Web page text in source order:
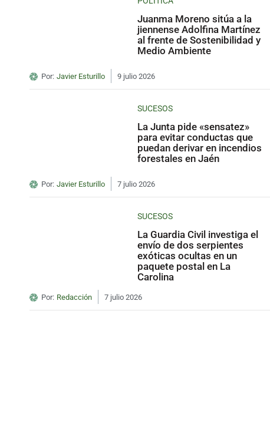
Juanma Moreno sitúa a la
jiennense Adolfina Martínez
al frente de Sostenibilidad y
Medio Ambiente
Por: Javier Esturillo 9 julio 2026
SUCESOS
La Junta pide «sensatez»
para evitar conductas que
puedan derivar en incendios
forestales en Jaén
Por: Javier Esturillo 7 julio 2026
SUCESOS
La Guardia Civil investiga el
envío de dos serpientes
exóticas ocultas en un
paquete postal en La
Carolina
Por: Redacción 7 julio 2026